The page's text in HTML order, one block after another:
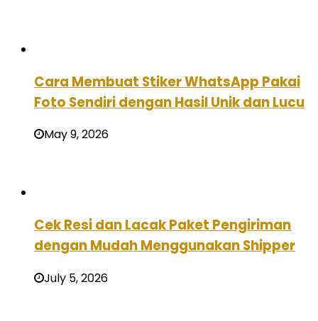
Cara Membuat Stiker WhatsApp Pakai
Foto Sendiri dengan Hasil Unik dan Lucu
May 9, 2026
Cek Resi dan Lacak Paket Pengiriman
dengan Mudah Menggunakan Shipper
July 5, 2026